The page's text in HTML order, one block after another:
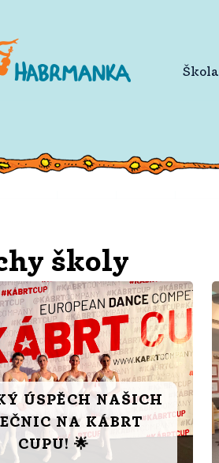
Škola
Úspěchy školy
školy
ÚSPĚCH NAŠICH
NA KÁBRT
CUPU! 🌟